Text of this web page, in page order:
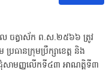
ាល ចត្វាស័ក ព.ស.២៥៦៦ ត្រូវ
ធានក្រុមប្រឹក្សាខេត្ត និង
ជុំសាមញ្ញលើកទី៤៣ អាណត្តិទី៣